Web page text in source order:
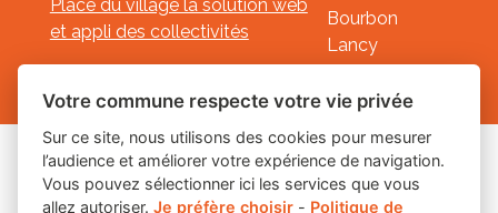
Place du village la solution web
et appli des collectivités
Bourbon
Lancy
Mentions légales-- Gestion des cookies
Les labels
Votre commune respecte votre vie privée
Sur ce site, nous utilisons des cookies pour mesurer
l’audience et améliorer votre expérience de navigation.
Vous pouvez sélectionner ici les services que vous
allez autoriser.Je préfère choisir - Politique de